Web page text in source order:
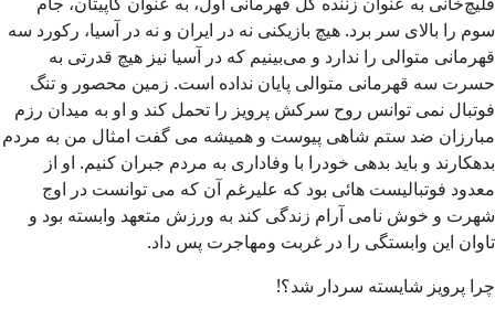
سوم را بالای سر برد. هیچ بازیکنی نه در ایران و نه در آسیا، رکورد سه
قهرمانی متوالی را ندارد و می‌بینیم که در آسیا نیز هیچ قدرتی به
حسرت سه قهرمانی متوالی پایان نداده است. زمین محصور و تنگ
فوتبال نمی توانس روح سرکش پرویز را تحمل کند و او به میدان رزم
مبارزان ضد ستم شاهی پیوست و همیشه می گفت امثال من به مردم
بدهکارند و باید بدهی خودرا با وفاداری به مردم جبران کنیم. او از
معدود فوتبالیست هائی بود که علیرغم آن که می توانست در اوج
شهرت و خوش نامی آرام زندگی کند به ورزش متعهد وابسته بود و
تاوان این وابستگی را در غربت ومهاجرت پس داد.
چرا پرویز شایسته سردار شد؟!